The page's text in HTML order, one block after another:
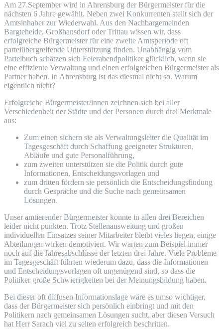
Am 27.September wird in Ahrensburg der Bürgermeister für die
nächsten 6 Jahre gewählt. Neben zwei Konkurrenten stellt sich der
Amtsinhaber zur Wiederwahl. Aus den Nachbargemeinden
Bargteheide, Großhansdorf oder Trittau wissen wir, dass
erfolgreiche Bürgermeister für eine zweite Amtsperiode oft
parteiübergreifende Unterstützung finden. Unabhängig vom
Parteibuch schätzen sich Feierabendpolitiker glücklich, wenn sie
eine effiziente Verwaltung und einen erfolgreichen Bürgermeister als
Partner haben. In Ahrensburg ist das diesmal nicht so. Warum
eigentlich nicht?
Erfolgreiche Bürgermeister/innen zeichnen sich bei aller
Verschiedenheit der Städte und der Personen durch drei Merkmale
aus:
Zum einen sichern sie als Verwaltungsleiter die Qualität im
Tagesgeschäft durch Schaffung geeigneter Strukturen,
Abläufe und gute Personalführung,
zum zweiten unterstützen sie die Politik durch gute
Informationen, Entscheidungsvorlagen und
zum dritten fördern sie persönlich die Entscheidungsfindung
durch Gespräche und die Suche nach gemeinsamen
Lösungen.
Unser amtierender Bürgermeister konnte in allen drei Bereichen
leider nicht punkten. Trotz Stellenausweitung und großen
individuellen Einsatzes seiner Mitarbeiter bleibt vieles liegen, einige
Abteilungen wirken demotiviert. Wir warten zum Beispiel immer
noch auf die Jahresabschlüsse der letzten drei Jahre. Viele Probleme
im Tagesgeschäft führten wiederum dazu, dass die Informationen
und Entscheidungsvorlagen oft ungenügend sind, so dass die
Politiker große Schwierigkeiten bei der Meinungsbildung haben.
Bei dieser oft diffusen Informationslage wäre es umso wichtiger,
dass der Bürgermeister sich persönlich einbringt und mit den
Politikern nach gemeinsamen Lösungen sucht, aber diesen Versuch
hat Herr Sarach viel zu selten erfolgreich beschritten.